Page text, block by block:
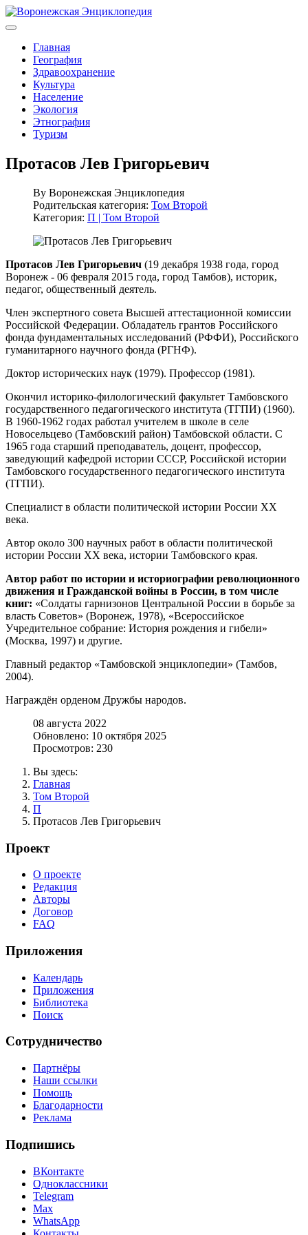
Главная
География
Здравоохранение
Культура
Население
Экология
Этнография
Туризм
Протасов Лев Григорьевич
By Воронежская Энциклопедия
Родительская категория: Том Второй
Категория: П | Том Второй
Протасов Лев Григорьевич (19 декабря 1938 года, город
Воронеж - 06 февраля 2015 года, город Тамбов), историк,
педагог, общественный деятель.
Член экспертного совета Высшей аттестационной комиссии
Российской Федерации. Обладатель грантов Российского
фонда фундаментальных исследований (РФФИ), Российского
гуманитарного научного фонда (РГНФ).
Доктор исторических наук (1979). Профессор (1981).
Окончил историко-филологический факультет Тамбовского
государственного педагогического института (ТГПИ) (1960).
В 1960-1962 годах работал учителем в школе в селе
Новосельцево (Тамбовский район) Тамбовской области. С
1965 года старший преподаватель, доцент, профессор,
заведующий кафедрой истории СССР, Российской истории
Тамбовского государственного педагогического института
(ТГПИ).
Специалист в области политической истории России XX
века.
Автор около 300 научных работ в области политической
истории России XX века, истории Тамбовского края.
Автор работ по истории и историографии революционного
движения и Гражданской войны в России, в том числе
книг: «Солдаты гарнизонов Центральной России в борьбе за
власть Советов» (Воронеж, 1978), «Всероссийское
Учредительное собрание: История рождения и гибели»
(Москва, 1997) и другие.
Главный редактор «Тамбовской энциклопедии» (Тамбов,
2004).
Награждён орденом Дружбы народов.
08 августа 2022
Обновлено: 10 октября 2025
Просмотров: 230
Вы здесь:
Главная
Том Второй
П
Протасов Лев Григорьевич
Проект
О проекте
Редакция
Авторы
Договор
FAQ
Приложения
Календарь
Приложения
Библиотека
Поиск
Сотрудничество
Партнёры
Наши ссылки
Помощь
Благодарности
Реклама
Подпишись
ВКонтакте
Одноклассники
Telegram
Max
WhatsApp